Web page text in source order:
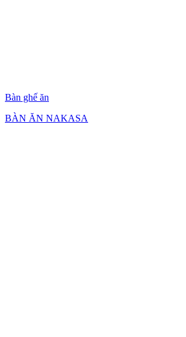
Bàn ghế ăn
BÀN ĂN NAKASA